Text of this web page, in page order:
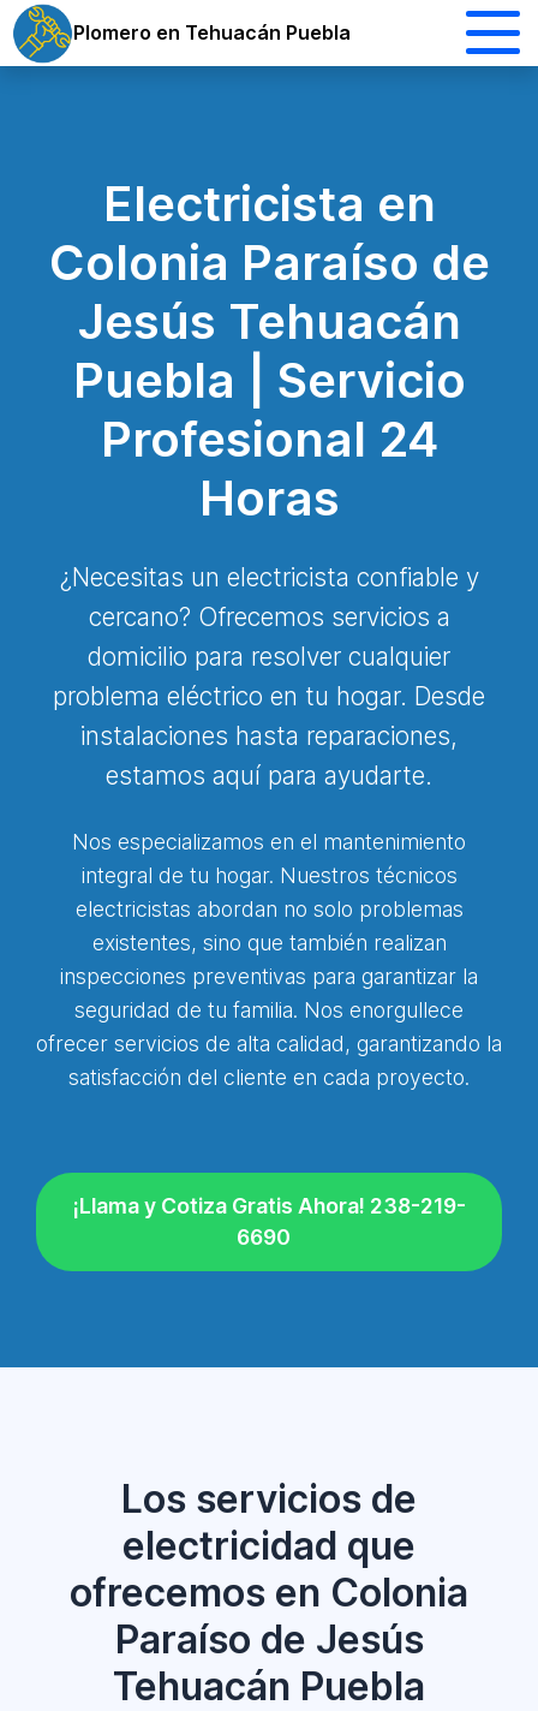
Plomero en Tehuacán Puebla
Electricista en
Colonia Paraíso de
Jesús Tehuacán
Puebla | Servicio
Profesional 24
Horas
¿Necesitas un electricista confiable y
cercano? Ofrecemos servicios a
domicilio para resolver cualquier
problema eléctrico en tu hogar. Desde
instalaciones hasta reparaciones,
estamos aquí para ayudarte.
Nos especializamos en el mantenimiento
integral de tu hogar. Nuestros técnicos
electricistas abordan no solo problemas
existentes, sino que también realizan
inspecciones preventivas para garantizar la
seguridad de tu familia. Nos enorgullece
ofrecer servicios de alta calidad, garantizando la
satisfacción del cliente en cada proyecto.
¡Llama y Cotiza Gratis Ahora! 238-219-
6690
Los servicios de
electricidad que
ofrecemos en Colonia
Paraíso de Jesús
Tehuacán Puebla